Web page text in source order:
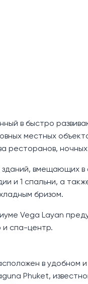
в быстро
местных
ресторанов,
вмещающих
и 1 спальни, а
бризом.
Vega Layan
спа-центр.
в удобном
Phuket,